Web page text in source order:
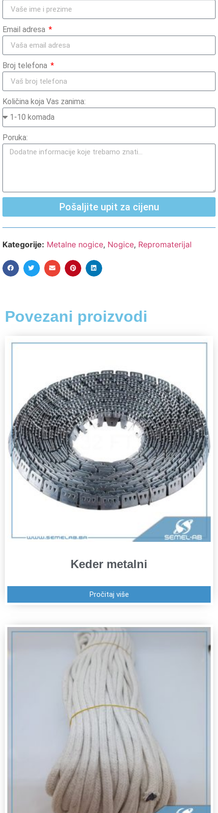
Email adresa
Broj telefona
Količina koja Vas zanima:
Poruka:
Pošaljite upit za cijenu
Kategorije: Metalne nogice, Nogice, Repromaterijal
Povezani proizvodi
Keder metalni
Pročitaj više